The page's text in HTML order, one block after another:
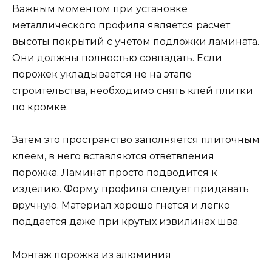
Важным моментом при установке
металлического профиля является расчет
высоты покрытий с учетом подложки ламината.
Они должны полностью совпадать. Если
порожек укладывается не на этапе
строительства, необходимо снять клей плитки
по кромке.
Затем это пространство заполняется плиточным
клеем, в него вставляются ответвления
порожка. Ламинат просто подводится к
изделию. Форму профиля следует придавать
вручную. Материал хорошо гнется и легко
поддается даже при крутых извилинах шва.
Монтаж порожка из алюминия